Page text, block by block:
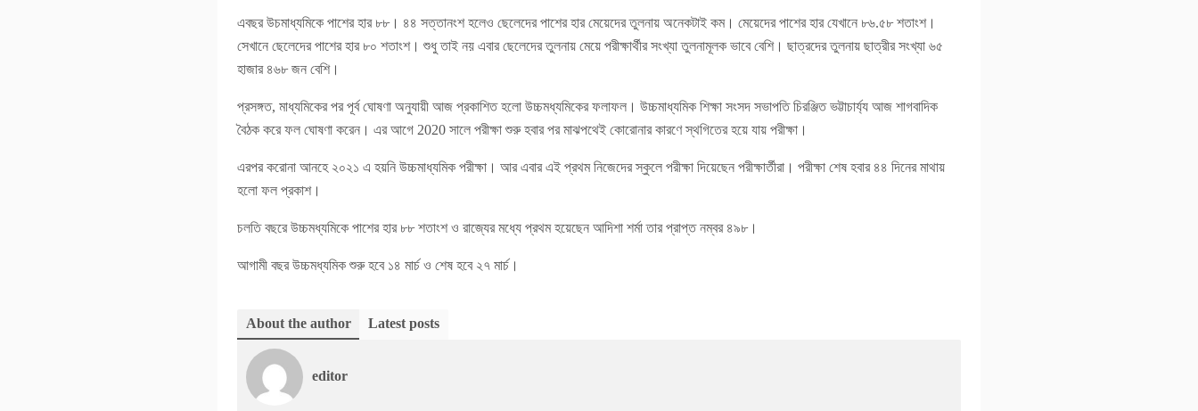
এবছর উচমাধ্যমিকে পাশের হার ৮৮। ৪৪ সত্তানংশ হলেও ছেলেদের পাশের হার মেয়েদের তুলনায় অনেকটাই কম। মেয়েদের পাশের হার যেখানে ৮৬.৫৮ শতাংশ।
সেখানে ছেলেদের পাশের হার ৮০ শতাংশ। শুধু তাই নয় এবার ছেলেদের তুলনায় মেয়ে পরীক্ষার্থীর সংখ্যা তুলনামূলক ভাবে বেশি। ছাত্রদের তুলনায় ছাত্রীর সংখ্যা ৬৫
হাজার ৪৬৮ জন বেশি।
প্রসঙ্গত, মাধ্যমিকের পর পূর্ব ঘোষণা অনুযায়ী আজ প্রকাশিত হলো উচ্চমধ্যমিকের ফলাফল। উচ্চমাধ্যমিক শিক্ষা সংসদ সভাপতি চিরঞ্জিত ভট্টাচার্য্য আজ শাগবাদিক
বৈঠক করে ফল ঘোষণা করেন। এর আগে 2020 সালে পরীক্ষা শুরু হবার পর মাঝপথেই কোরোনার কারণে স্থগিতের হয়ে যায় পরীক্ষা।
এরপর করোনা আনহে ২০২১ এ হয়নি উচ্চমাধ্যমিক পরীক্ষা। আর এবার এই প্রথম নিজেদের স্কুলে পরীক্ষা দিয়েছেন পরীক্ষার্তীরা। পরীক্ষা শেষ হবার ৪৪ দিনের মাথায়
হলো ফল প্রকাশ।
চলতি বছরে উচ্চমধ্যমিকে পাশের হার ৮৮ শতাংশ ও রাজ্যের মধ্যে প্রথম হয়েছেন আদিশা শর্মা তার প্রাপ্ত নম্বর ৪৯৮।
আগামী বছর উচ্চমধ্যমিক শুরু হবে ১৪ মার্চ ও শেষ হবে ২৭ মার্চ।
About the author Latest posts
editor